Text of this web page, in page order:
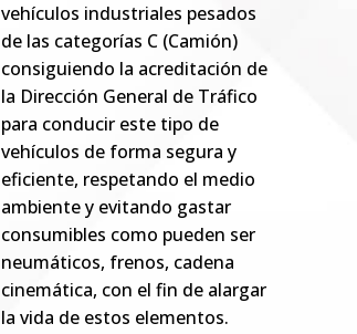
vehículos industriales pesados
de las categorías C (Camión)
consiguiendo la acreditación de
la Dirección General de Tráfico
para conducir este tipo de
vehículos de forma segura y
eficiente, respetando el medio
ambiente y evitando gastar
consumibles como pueden ser
neumáticos, frenos, cadena
cinemática, con el fin de alargar
la vida de estos elementos.